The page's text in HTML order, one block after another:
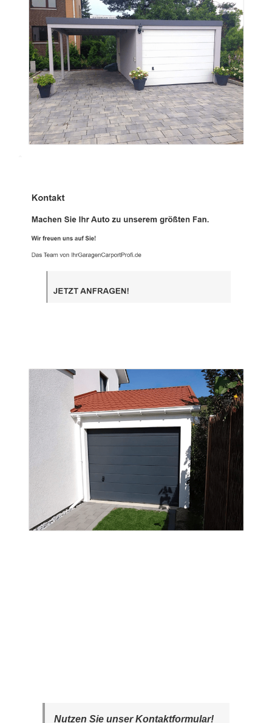
Nutzen Sie unser Kontaktformular!